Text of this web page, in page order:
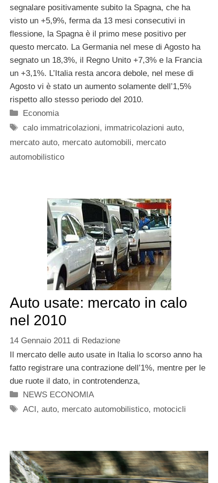
segnalare positivamente subito la Spagna, che ha
visto un +5,9%, ferma da 13 mesi consecutivi in
flessione, la Spagna è il primo mese positivo per
questo mercato. La Germania nel mese di Agosto ha
segnato un 18,3%, il Regno Unito +7,3% e la Francia
un +3,1%. L’Italia resta ancora debole, nel mese di
Agosto vi è stato un aumento solamente dell’1,5%
rispetto allo stesso periodo del 2010.
Categorie
Economia
Tag
calo immatricolazioni, immatricolazioni auto,
mercato auto, mercato automobili, mercato
automobilistico
Auto usate: mercato in calo
nel 2010
14 Gennaio 2011 di Redazione
Il mercato delle auto usate in Italia lo scorso anno ha
fatto registrare una contrazione dell’1%, mentre per le
due ruote il dato, in controtendenza,
Categorie
NEWS ECONOMIA
Tag
ACI,auto, mercato automobilistico, motocicli